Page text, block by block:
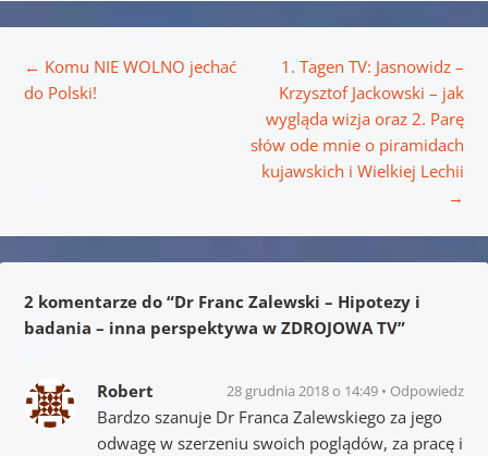
← Komu NIE WOLNO jechać
do Polski!
1. Tagen TV: Jasnowidz –
Krzysztof Jackowski – jak
wygląda wizja oraz 2. Parę
słów ode mnie o piramidach
kujawskich i Wielkiej Lechii
→
2 komentarze do “Dr Franc Zalewski – Hipotezy i
badania – inna perspektywa w ZDROJOWA TV”
Robert 28 grudnia 2018 o 14:49 Odpowiedz
Bardzo szanuje Dr Franca Zalewskiego za jego
odwagę w szerzeniu swoich poglądów, za pracę i